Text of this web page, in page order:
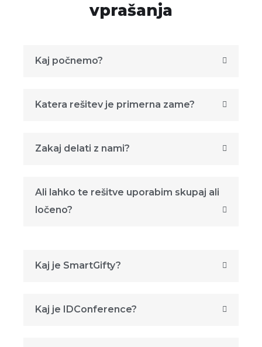
vprašanja
Kaj počnemo?
Katera rešitev je primerna zame?
Zakaj delati z nami?
Ali lahko te rešitve uporabim skupaj ali
ločeno?
Kaj je SmartGifty?
Kaj je IDConference?